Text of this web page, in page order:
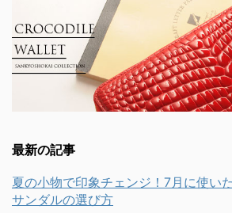
最新の記事
夏の小物で印象チェンジ！7月に使い
サンダルの選び方